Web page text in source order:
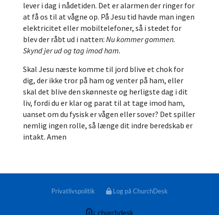
lever i dag i nådetiden. Det er alarmen der ringer for
at få os til at vågne op. På Jesu tid havde man ingen
elektricitet eller mobiltelefoner, så i stedet for
blev der råbt ud i natten: Nu kommer gommen.
Skynd jer ud og tag imod ham.
Skal Jesu næste komme til jord blive et chok for
dig, der ikke tror på ham og venter på ham, eller
skal det blive den skønneste og herligste dag i dit
liv, fordi du er klar og parat til at tage imod ham,
uanset om du fysisk er vågen eller sover? Det spiller
nemlig ingen rolle, så længe dit indre beredskab er
intakt. Amen
Privatlivspolitik Log på ChurchDesk